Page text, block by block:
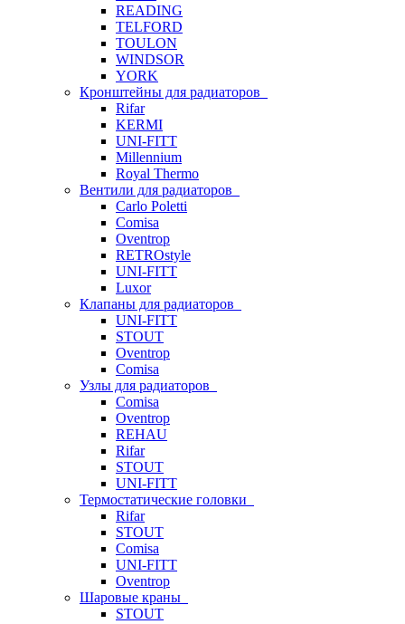
READING
TELFORD
TOULON
WINDSOR
YORK
Кронштейны для радиаторов
Rifar
KERMI
UNI-FITT
Millennium
Royal Thermo
Вентили для радиаторов
Carlo Poletti
Comisa
Oventrop
RETROstyle
UNI-FITT
Luxor
Клапаны для радиаторов
UNI-FITT
STOUT
Oventrop
Comisa
Узлы для радиаторов
Comisa
Oventrop
REHAU
Rifar
STOUT
UNI-FITT
Термостатические головки
Rifar
STOUT
Comisa
UNI-FITT
Oventrop
Шаровые краны
STOUT